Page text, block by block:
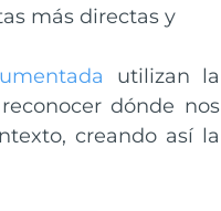
más directas y
utilizan la
dónde nos
creando así la